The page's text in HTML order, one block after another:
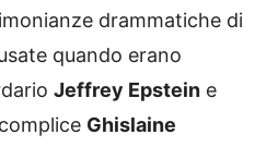
drammatiche di
quando erano
Jeffrey Epstein e
Ghislaine